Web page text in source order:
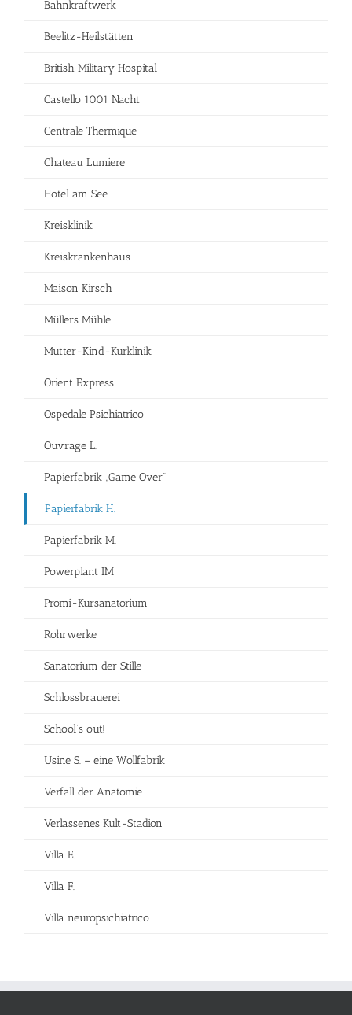
Bahnkraftwerk
Beelitz-Heilstätten
British Military Hospital
Castello 1001 Nacht
Centrale Thermique
Chateau Lumiere
Hotel am See
Kreisklinik
Kreiskrankenhaus
Maison Kirsch
Müllers Mühle
Mutter-Kind-Kurklinik
Orient Express
Ospedale Psichiatrico
Ouvrage L.
Papierfabrik „Game Over“
Papierfabrik H.
Papierfabrik M.
Powerplant IM
Promi-Kursanatorium
Rohrwerke
Sanatorium der Stille
Schlossbrauerei
School’s out!
Usine S. – eine Wollfabrik
Verfall der Anatomie
Verlassenes Kult-Stadion
Villa E.
Villa F.
Villa neuropsichiatrico